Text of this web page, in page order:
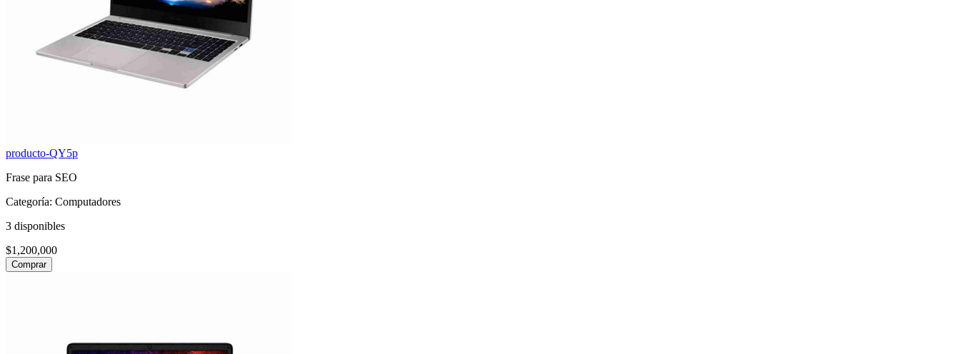
producto-QY5p
Frase para SEO
Categoría: Computadores
3 disponibles
$1,200,000
Comprar